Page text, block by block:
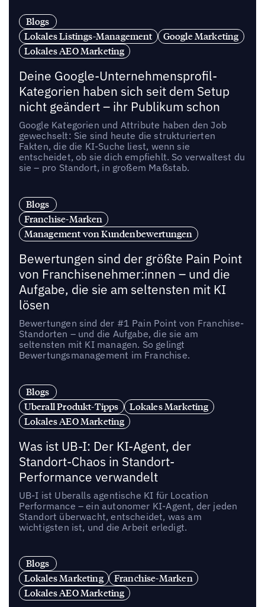
Blogs
Lokales Listings-Management
Google Marketing
Lokales AEO Marketing
Deine Google-Unternehmensprofil-
Kategorien haben sich seit dem Setup
nicht geändert – ihr Publikum schon
Google Kategorien und Attribute haben den Job
gewechselt: Sie sind heute die strukturierten
Fakten, die die KI-Suche liest, wenn sie
entscheidet, ob sie dich empfiehlt. So verwaltest du
sie – pro Standort, in großem Maßstab.
Blogs
Franchise-Marken
Management von Kundenbewertungen
Bewertungen sind der größte Pain Point
von Franchisenehmer:innen – und die
Aufgabe, die sie am seltensten mit KI
lösen
Bewertungen sind der #1 Pain Point von Franchise-
Standorten – und die Aufgabe, die sie am
seltensten mit KI managen. So gelingt
Bewertungsmanagement im Franchise.
Blogs
Uberall Produkt-Tipps
Lokales Marketing
Lokales AEO Marketing
Was ist UB-I: Der KI-Agent, der
Standort-Chaos in Standort-
Performance verwandelt
UB-I ist Uberalls agentische KI für Location
Performance – ein autonomer KI-Agent, der jeden
Standort überwacht, entscheidet, was am
wichtigsten ist, und die Arbeit erledigt.
Blogs
Lokales Marketing
Franchise-Marken
Lokales AEO Marketing